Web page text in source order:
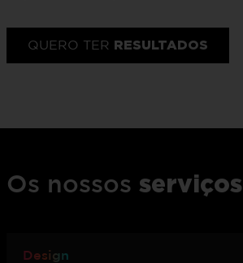
QUERO TER RESULTADOS
Os nossos serviços
Design